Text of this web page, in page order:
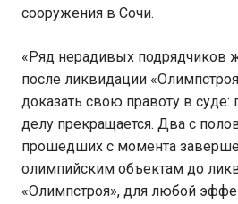
сооружения в Сочи.
«Ряд нерадивых подрядчиков
после ликвидации
доказать свою правоту в суде:
делу прекращается. Два с
прошедших с момента
олимпийским объектам до
«Олимпстроя», для любой